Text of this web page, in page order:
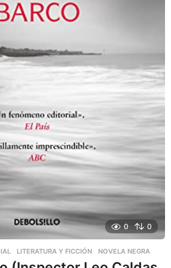
0 0
,LITERATURA Y FICCIÓN NOVELA NEGRA